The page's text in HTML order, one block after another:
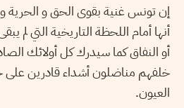
إن تونس غنية بقوى الحق و الحرية
أنها أمام اللحظة التاريخية التي لم
أو النفاق كما سيدرك كل أولائك
خلفهم مناضلون أشداء قادرين
العيون.